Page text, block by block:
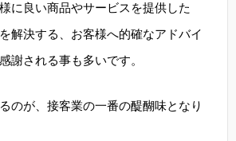
に良い商品やサービスを提供した
解決する、お客様へ的確なアドバイ
謝される事も多いです。
のが、接客業の一番の醍醐味となり